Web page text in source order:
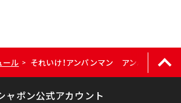
ール > それいけ！アンパンマン アンパンマンエ
ャポン公式アカウント